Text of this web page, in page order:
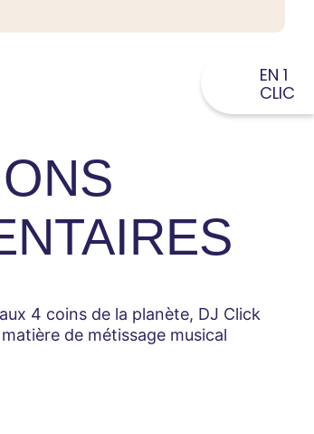
4 coins de la planète, DJ Click
de métissage musical
EN 1
CLIC